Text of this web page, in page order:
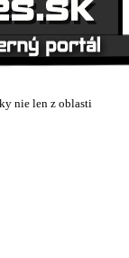
nie len z oblasti